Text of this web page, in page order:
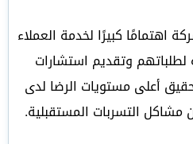
اهتمامًا كبيرًا لخدمة العملاء
لطلباتهم وتقديم استشارات
أعلى مستويات الرضا لدى
التسربات المستقبلية.